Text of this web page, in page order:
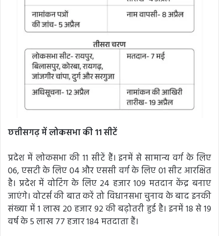
छत्तीसगढ़ में लोकसभा की 11 सीटें
प्रदेश में लोकसभा की 11 सीटें हैं। इनमें से सामान्य वर्ग के लिए
06, एसटी के लिए 04 और एससी वर्ग के लिए 01 सीट आरक्षित
है। प्रदेश में वोटिंग के लिए 24 हजार 109 मतदान केंद्र बनाए
जाएंगे। वोटर्स की बात करें तो विधानसभा चुनाव के बाद इनकी
संख्या में 1 लाख 20 हजार 92 की बढ़ोतरी हुई है। इनमें 18 से 19
वर्ष के 5 लाख 77 हजार 184 मतदाता हैं।